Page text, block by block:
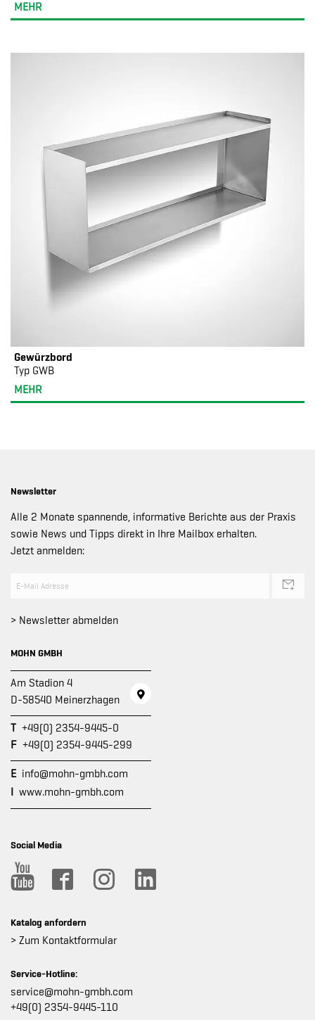
MEHR
Gewürzbord
Typ GWB
MEHR
Newsletter
Alle 2 Monate spannende, informative Berichte aus der Praxis
sowie News und Tipps direkt in Ihre Mailbox erhalten.
Jetzt anmelden:
> Newsletter abmelden
MOHN GMBH
Am Stadion 4
D-58540 Meinerzhagen
T +49(0) 2354-9445-0
F +49(0) 2354-9445-299
E info@mohn-gmbh.com
I www.mohn-gmbh.com
Social Media
Katalog anfordern
> Zum Kontaktformular
Service-Hotline:
service@mohn-gmbh.com
+49(0) 2354-9445-110